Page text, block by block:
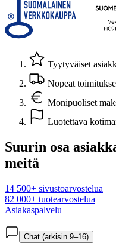
Tyytyväiset
Nopeat
Monipuoliset
Luotettava
Suurin osa
meitä
14 500+ sivustoarvostelua
82 000+ tuotearvostelua
Asiakaspalvelu
Chat (arkisin 9–16)